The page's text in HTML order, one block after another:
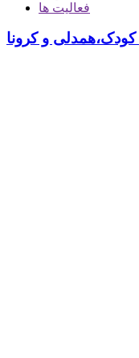
فعالیت ها
و کرونا